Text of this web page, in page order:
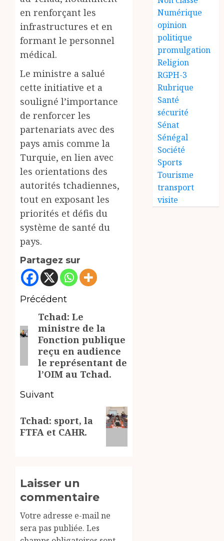
en renforçant les
infrastructures et en
formant le personnel
médical.
Le ministre a salué
cette initiative et a
souligné l’importance
de renforcer les
partenariats avec des
pays amis comme la
Turquie, en lien avec
les orientations des
autorités tchadiennes,
tout en exposant les
priorités et défis du
système de santé du
pays.
Partagez sur
Navigation
d’article
Précédent
Article
précédent:
Tchad: Le
ministre de la
Fonction publique
reçu en audience
le représentant de
l’OIM au Tchad.
Suivant
suivant:
Tchad: sport, la
FTFA et CAHR.
Laisser un
commentaire
Votre adresse e-mail ne
sera pas publiée. Les
Numérique
opinion
politique
promulgation
Religion
RGPH-3
Rubrique
Santé
sécurité
Sénat
Sénégal
Société
Sports
Tourisme
transport
visite